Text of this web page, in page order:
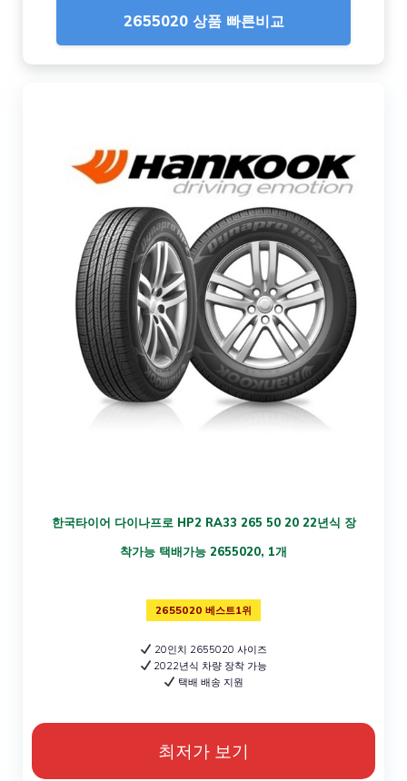
2655020 상품 빠른비교
한국타이어 다이나프로 HP2 RA33 265 50 20 22년식 장
착가능 택배가능 2655020, 1개
2655020 베스트1위
20인치 2655020 사이즈
2022년식 차량 장착 가능
택배 배송 지원
최저가 보기